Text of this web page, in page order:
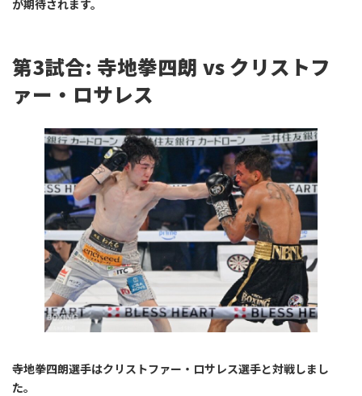
が期待されます。
第3試合: 寺地拳四朗 vs クリストフ
ァー・ロサレス
寺地拳四朗選手はクリストファー・ロサレス選手と対戦しまし
た。